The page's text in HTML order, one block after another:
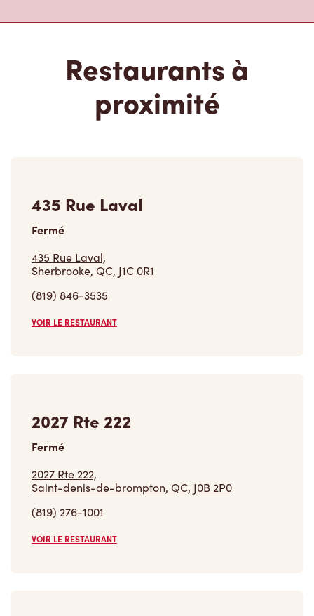
Restaurants à
proximité
435 Rue Laval
Fermé
435 Rue Laval,
Sherbrooke, QC, J1C 0R1
(819) 846-3535
VOIR LE RESTAURANT
2027 Rte 222
Fermé
2027 Rte 222,
Saint-denis-de-brompton, QC, J0B 2P0
(819) 276-1001
VOIR LE RESTAURANT